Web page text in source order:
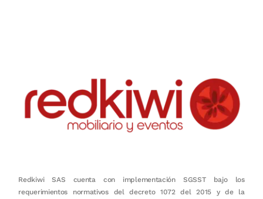
Redkiwi SAS cuenta con implementación SGSST bajo los
requerimientos normativos del decreto 1072 del 2015 y de la